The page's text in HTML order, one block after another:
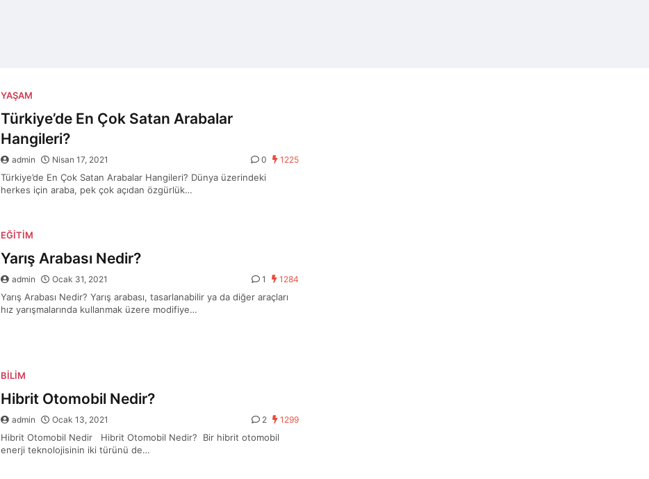
YAŞAM
Türkiye’de En Çok Satan Arabalar
Hangileri?
admin Nisan 17, 2021 0 1225
Türkiye’de En Çok Satan Arabalar Hangileri? Dünya üzerindeki
herkes için araba, pek çok açıdan özgürlük…
EĞITIM
Yarış Arabası Nedir?
admin Ocak 31, 2021 1 1284
Yarış Arabası Nedir? Yarış arabası, tasarlanabilir ya da diğer araçları
hız yarışmalarında kullanmak üzere modifiye…
BILIM
Hibrit Otomobil Nedir?
admin Ocak 13, 2021 2 1299
Hibrit Otomobil Nedir Hibrit Otomobil Nedir? Bir hibrit otomobil
enerji teknolojisinin iki türünü de…